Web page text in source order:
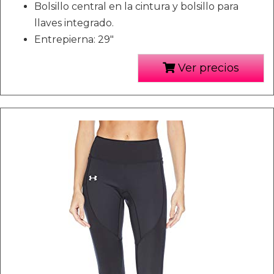
Bolsillo central en la cintura y bolsillo para
llaves integrado.
Entrepierna: 29"
Ver precios